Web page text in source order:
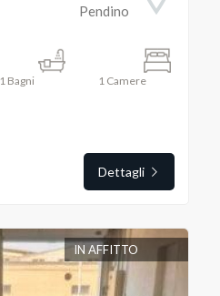
Pendino
1Bagni 1Camere
Dettagli
IN AFFITTO